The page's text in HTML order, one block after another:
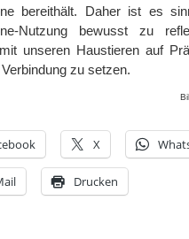
bereithält. Daher ist es
Nutzung bewusst zu
unseren Haustieren auf
zu setzen.
X
Drucken